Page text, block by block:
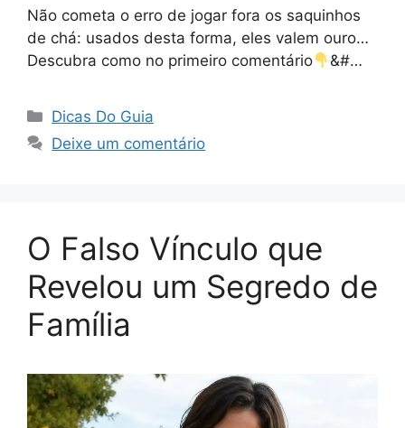
Não cometa o erro de jogar fora os saquinhos
de chá: usados desta forma, eles valem ouro…
Descubra como no primeiro comentário
&#…
Categorias
Dicas Do Guia
Deixe um comentário
O Falso Vínculo que
Revelou um Segredo de
Família